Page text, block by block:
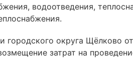
водоотведения,
городского округа Щёлково
затрат на